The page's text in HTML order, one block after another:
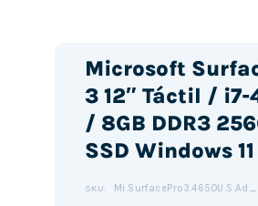
Microsoft
3 12″ Táctil / i7-
/ 8GB DDR3
SSD Windows 11
SKU: